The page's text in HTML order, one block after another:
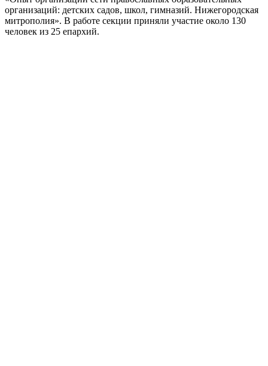
организаций: детских садов, школ, гимназий. Нижегородская
митрополия». В работе секции приняли участие около 130
человек из 25 епархий.